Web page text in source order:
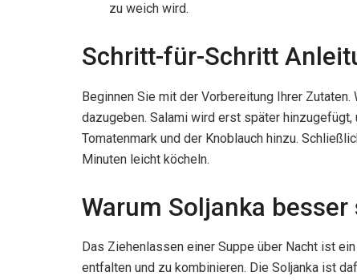
zu weich wird.
Schritt-für-Schritt
Beginnen Sie mit der Vorbereitung Ihrer
dazugeben. Salami wird erst später
Tomatenmark und der Knoblauch hinzu.
Minuten leicht köcheln.
Warum Soljanka
Das Ziehenlassen einer Suppe über Nacht ist
entfalten und zu kombinieren. Die Soljanka ist